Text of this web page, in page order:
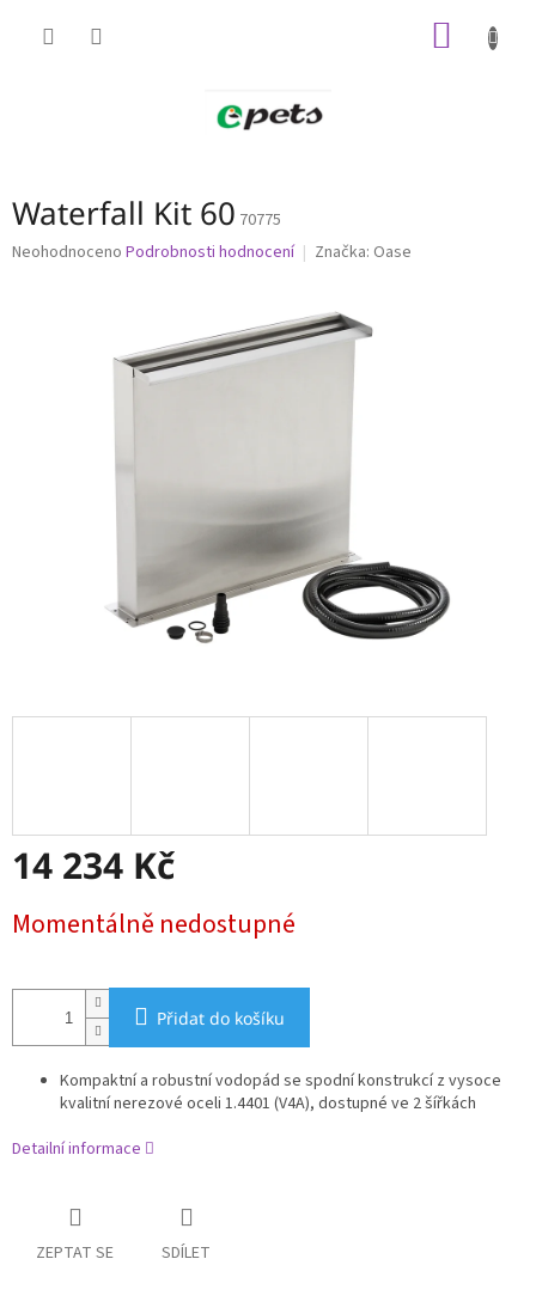
Waterfall Kit 60 70775
Průměrné
Neohodnoceno Podrobnosti hodnocení Značka: Oase
14 234 Kč
cena:
Momentálně nedostupné
Přidat do košíku
Kompaktní a robustní vodopád se spodní konstrukcí z vysoce
kvalitní nerezové oceli 1.4401 (V4A), dostupné ve 2 šířkách
Detailní informace
ZEPTAT SE SDÍLET